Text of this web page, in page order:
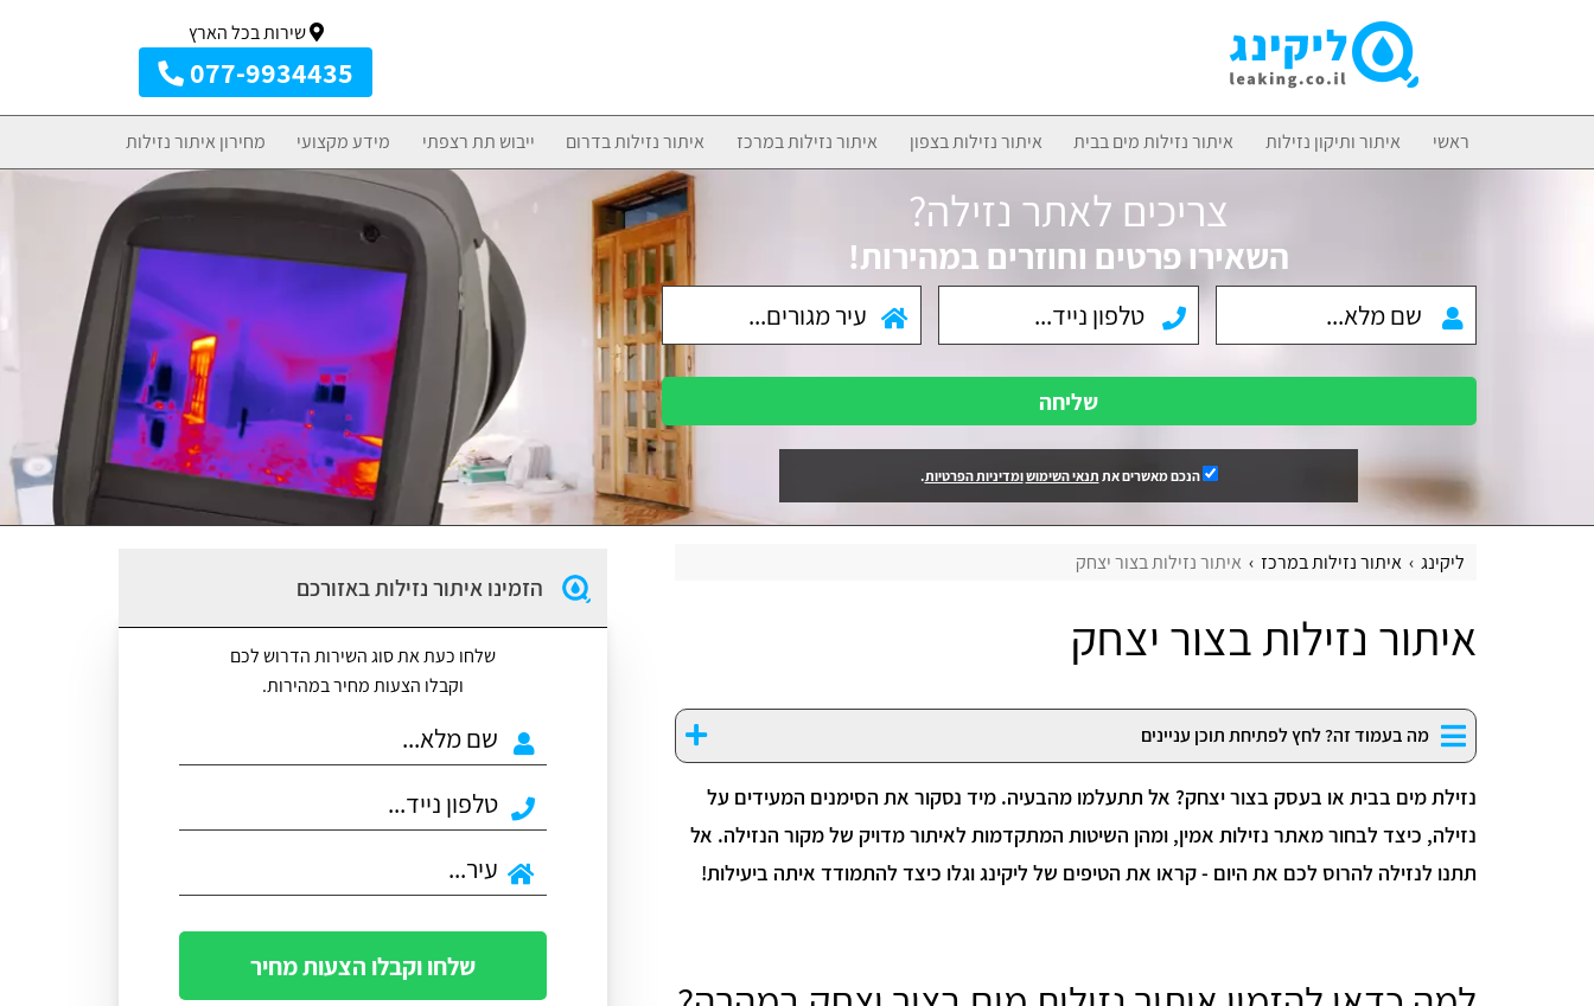
שירות בכל הארץ
077-9934435
ראשי איתור ותיקון נזילות איתור נזילות מים בבית איתור נזילות בצפון איתור נזילות במרכז איתור נזילות בדרום ייבוש תת רצפתי מידע מקצועי מחירון איתור נזילות
צריכים לאתר נזילה?
השאירו פרטים וחוזרים במהירות!
שליחה
הנכם מאשרים את תנאי השימושומדיניות הפרטיות.
ליקינג איתור נזילות במרכז איתור נזילות בצור יצחק
איתור נזילות בצור יצחק
מה בעמוד זה? לחץ לפתיחת תוכן עניינים
נזילת מים בבית או בעסק בצור יצחק? אל תתעלמו מהבעיה. מיד נסקור את הסימנים המעידים על
נזילה, כיצד לבחור מאתר נזילות אמין, ומהן השיטות המתקדמות לאיתור מדויק של מקור הנזילה. אל
תתנו לנזילה להרוס לכם את היום - קראו את הטיפים של ליקינג וגלו כיצד להתמודד איתה ביעילות!
הזמינו איתור נזילות באזורכם
שלחו כעת את סוג השירות הדרוש לכם
וקבלו הצעות מחיר במהירות.
שלחו וקבלו הצעות מחיר